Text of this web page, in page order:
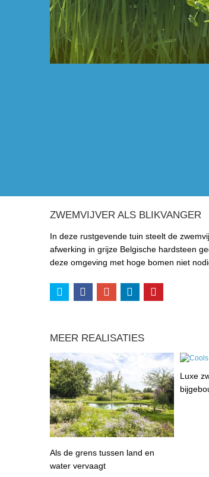
ZWEMVIJVER ALS BLIKVANGER
In deze rustgevende tuin steelt de
afwerking in grijze Belgische hardsteen
deze omgeving met hoge bomen niet
MEER REALISATIES
Als de grens tussen land en
water vervaagt
Luxe